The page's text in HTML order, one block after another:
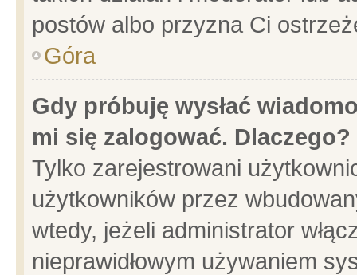
postów albo przyzna Ci
Góra
Gdy próbuję wysłać
mi się zalogować. Dlaczego?
Tylko zarejestrowani
użytkowników przez
wtedy, jeżeli administrator
nieprawidłowym używaniem